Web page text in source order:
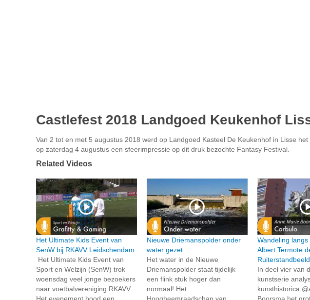
Castlefest 2018 Landgoed Keukenhof
Van 2 tot en met 5 augustus 2018 werd op Landgoed Kasteel De Keukenhof in Lisse
op zaterdag 4 augustus een sfeerimpressie op dit druk bezochte Fantasy Festival.
Related Videos
Het Ultimate Kids Event van
SenW bij RKAVV Leidschendam
Het Ultimate Kids Event van
Sport en Welzijn (SenW) trok
woensdag veel jonge bezoekers
naar voetbalvereniging RKAVV.
Nieuwe Driemanspolder onder
water gezet
Het water in de Nieuwe
Driemanspolder staat tijdelijk
een flink stuk hoger dan
normaal! Het
Wandeling
Albert Termote
In deel vier van
kunstserie
kunsthistorica